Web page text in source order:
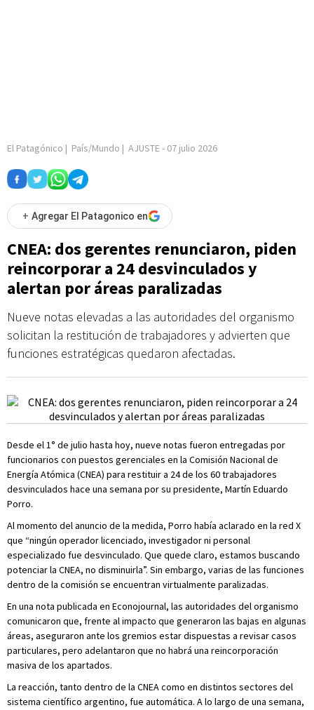
El Patagónico | País/Mundo | AJUSTE- 07 julio 2026
+ Agregar El Patagonico en
CNEA: dos gerentes renunciaron, piden
reincorporar a 24 desvinculados y
alertan por áreas paralizadas
Nueve notas elevadas a las autoridades del organismo
solicitan la restitución de trabajadores y advierten que
funciones estratégicas quedaron afectadas.
Desde el 1° de julio hasta hoy, nueve notas fueron entregadas por
funcionarios con puestos gerenciales en la Comisión Nacional de
Energía Atómica (CNEA) para restituir a 24 de los 60 trabajadores
desvinculados hace una semana por su presidente, Martín Eduardo
Porro.
Al momento del anuncio de la medida, Porro había aclarado en la red X
que “ningún operador licenciado, investigador ni personal
especializado fue desvinculado. Que quede claro, estamos buscando
potenciar la CNEA, no disminuirla”. Sin embargo, varias de las funciones
dentro de la comisión se encuentran virtualmente paralizadas.
En una nota publicada en Econojournal, las autoridades del organismo
comunicaron que, frente al impacto que generaron las bajas en algunas
áreas, aseguraron ante los gremios estar dispuestas a revisar casos
particulares, pero adelantaron que no habrá una reincorporación
masiva de los apartados.
La reacción, tanto dentro de la CNEA como en distintos sectores del
sistema científico argentino, fue automática. A lo largo de una semana,